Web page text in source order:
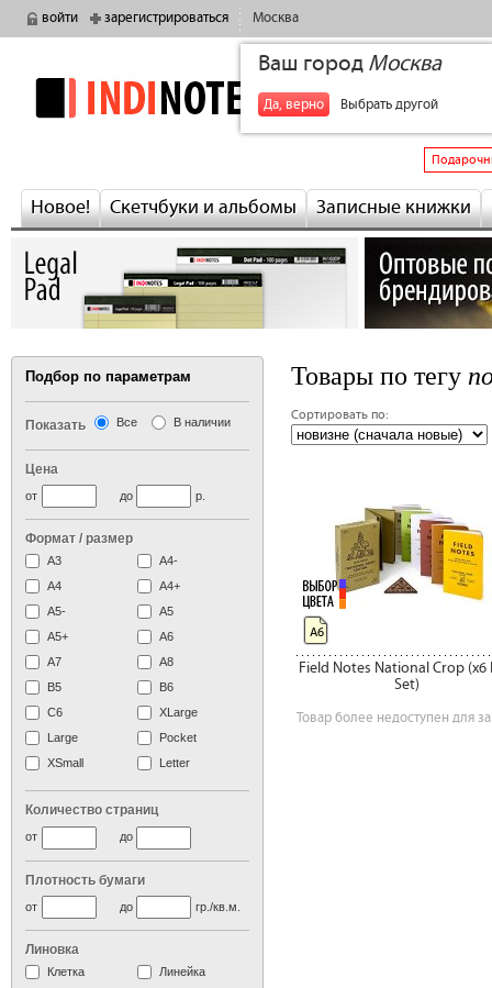
войти зарегистрироваться Москва
Ваш город Москва
Да, верно Выбрать другой
indinotes
Новое! Скетчбуки и альбомы Записные книжки
Товары по тегу
Сортировать по:
Field Notes National Crop (x6
Set)
Товар более недоступен для
А6
Подбор по параметрам
Показать Все В наличии
Цена
до
от р.
Формат / размер
А3
А4-
А4
A4+
А5-
А5
A5+
А6
А7
A8
B5
B6
C6
XLarge
Large
Pocket
XSmall
Letter
Количество страниц
до
от
Плотность бумаги
до
от гр./кв.м.
Линовка
Клетка
Линейка